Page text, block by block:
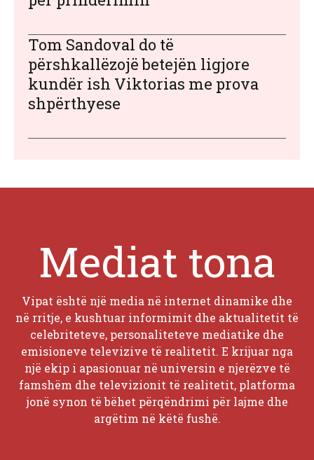
Tom Sandoval do të
përshkallëzojë betejën ligjore
kundër ish Viktorias me prova
shpërthyese
Mediat tona
Vipat është një media në internet dinamike dhe
në rritje, e kushtuar informimit dhe aktualitetit të
celebriteteve, personaliteteve mediatike dhe
emisioneve televizive të realitetit. E krijuar nga
një ekip i apasionuar në universin e njerëzve të
famshëm dhe televizionit të realitetit, platforma
jonë synon të bëhet përqëndrimi për lajme dhe
argëtim në këtë fushë.